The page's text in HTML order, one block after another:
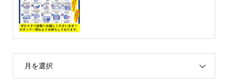
月を選択